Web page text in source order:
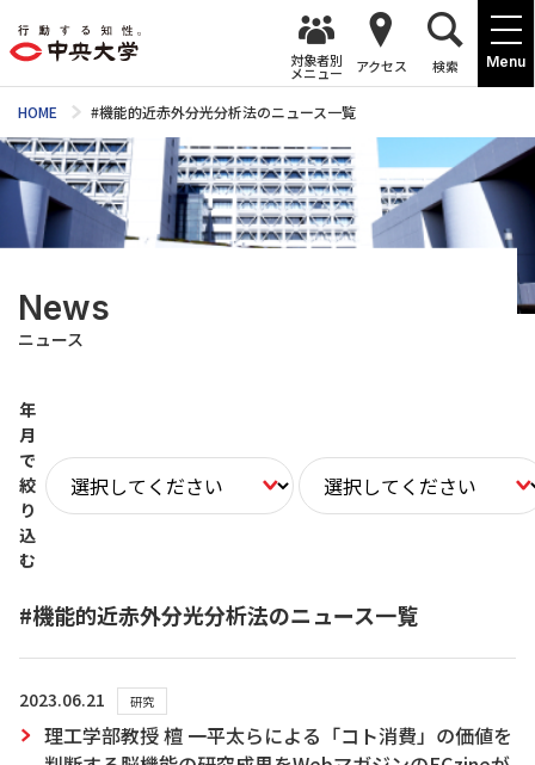
Menu
対象者別
メニュー アクセス 検索
HOME #機能的近赤外分光分析法のニュース一覧
News
ニュース
年
月
で
絞
り
込
む
#機能的近赤外分光分析法のニュース一覧
2023.06.21 研究
理工学部教授 檀 一平太らによる「コト消費」の価値を